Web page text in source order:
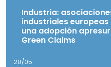
Industria:
industriales europeas
una adopción
Green Claims
20/05